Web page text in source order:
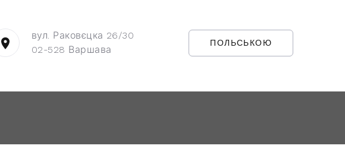
вул. Раковєцка 26/30
02-528 Варшава
ПОЛЬСЬКОЮ